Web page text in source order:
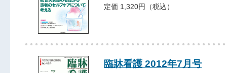
定価 1,320円（税込）
臨牀看護 2012年7月号